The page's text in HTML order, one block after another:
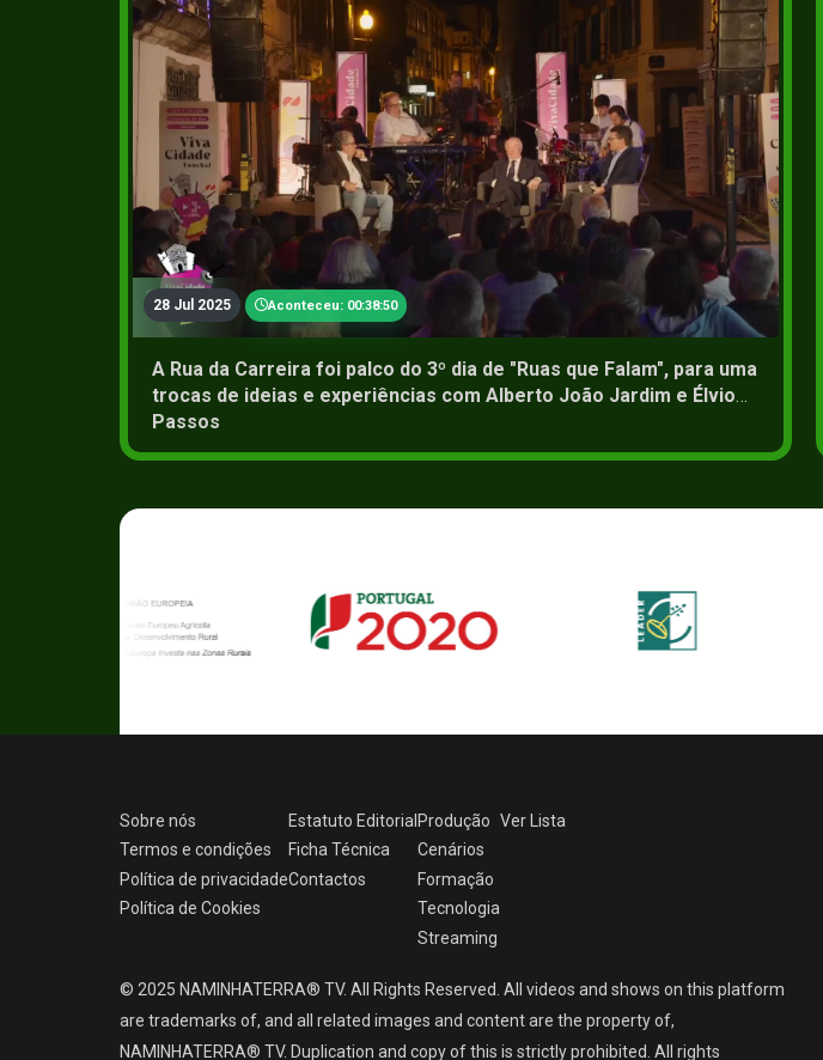
28 Jul 2025 Aconteceu: 00:38:50
A Rua da Carreira foi palco do 3º dia de "Ruas que Falam", para uma
trocas de ideias e experiências com Alberto João Jardim e Élvio
Passos
Sobre nós
Termos e condições
Política de privacidade
Política de Cookies
Estatuto Editorial
Ficha Técnica
Contactos
Produção
Cenários
Formação
Tecnologia
Streaming
Ver Lista
© 2025 NAMINHATERRA® TV. All Rights Reserved. All videos and shows on this platform
are trademarks of, and all related images and content are the property of,
NAMINHATERRA® TV. Duplication and copy of this is strictly prohibited. All rights